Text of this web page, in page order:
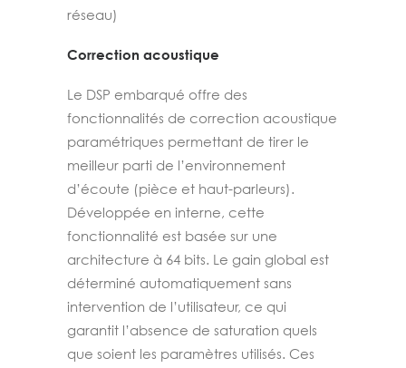
réseau)
Correction acoustique
Le DSP embarqué offre des
fonctionnalités de correction acoustique
paramétriques permettant de tirer le
meilleur parti de l’environnement
d’écoute (pièce et haut-parleurs).
Développée en interne, cette
fonctionnalité est basée sur une
architecture à 64 bits. Le gain global est
déterminé automatiquement sans
intervention de l’utilisateur, ce qui
garantit l’absence de saturation quels
que soient les paramètres utilisés. Ces